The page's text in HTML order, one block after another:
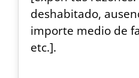
deshabitado,
importe medio de
etc.].